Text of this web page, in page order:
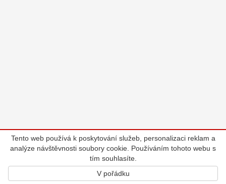
Tento web používá k poskytování služeb, personalizaci reklam a
analýze návštěvnosti soubory cookie. Používáním tohoto webu s
tím souhlasíte.
V pořádku